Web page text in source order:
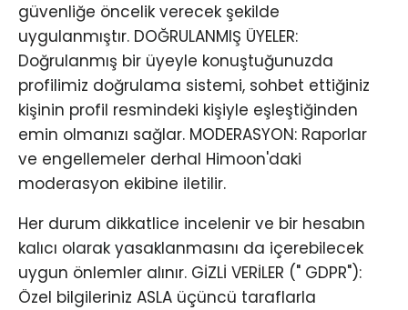
güvenliğe öncelik verecek şekilde
uygulanmıştır. DOĞRULANMIŞ ÜYELER:
Doğrulanmış bir üyeyle konuştuğunuzda
profilimiz doğrulama sistemi, sohbet ettiğiniz
kişinin profil resmindeki kişiyle eşleştiğinden
emin olmanızı sağlar. MODERASYON: Raporlar
ve engellemeler derhal Himoon'daki
moderasyon ekibine iletilir.
Her durum dikkatlice incelenir ve bir hesabın
kalıcı olarak yasaklanmasını da içerebilecek
uygun önlemler alınır. GİZLİ VERİLER (" GDPR"):
Özel bilgileriniz ASLA üçüncü taraflarla